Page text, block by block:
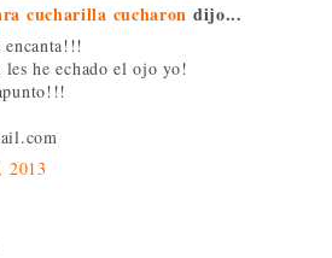
cucharilla cucharon dijo...
encanta!!!
he echado el ojo yo!
2013